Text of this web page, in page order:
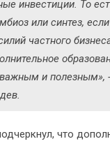
инвестиции. То
или синтез, если
частного
и полезным»,
что